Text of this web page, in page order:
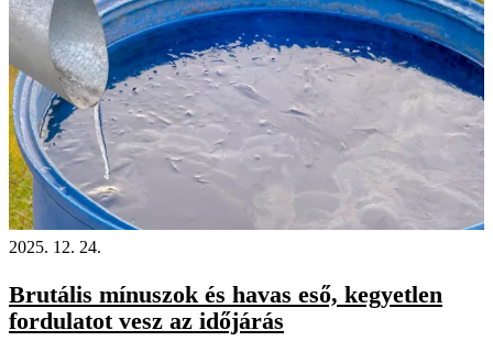
2025. 12. 24.
Brutális mínuszok és havas eső, kegyetlen
fordulatot vesz az időjárás